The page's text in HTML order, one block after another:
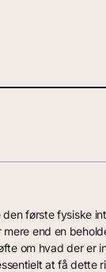
den første fysiske
end en
om hvad der er
at få dette